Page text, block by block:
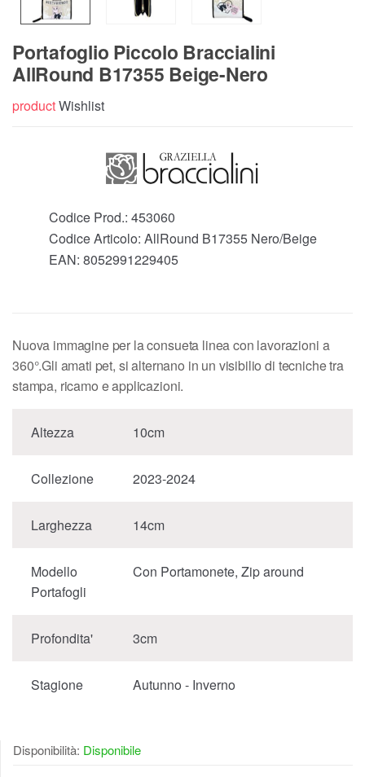
Portafoglio Piccolo Braccialini
AllRound B17355 Beige-Nero
productWishlist
Codice Prod.: 453060
Codice Articolo: AllRound B17355 Nero/Beige
EAN: 8052991229405
Nuova immagine per la consueta linea con lavorazioni a
360°.Gli amati pet, si alternano in un visibilio di tecniche tra
stampa, ricamo e applicazioni.
Altezza 10cm
Collezione 2023-2024
Larghezza 14cm
Modello
Portafogli
Con Portamonete, Zip around
Profondita' 3cm
Stagione Autunno - Inverno
Disponibilità: Disponibile